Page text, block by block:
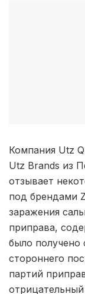
Компания Utz
Utz Brands из
отзывает
под брендами
заражения
приправа,
было получено
стороннего
партий
отрицательный